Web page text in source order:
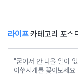
라이프카테고리 포스
"굳어서 안 나올 일이
이쑤시개를 꽂아보세요